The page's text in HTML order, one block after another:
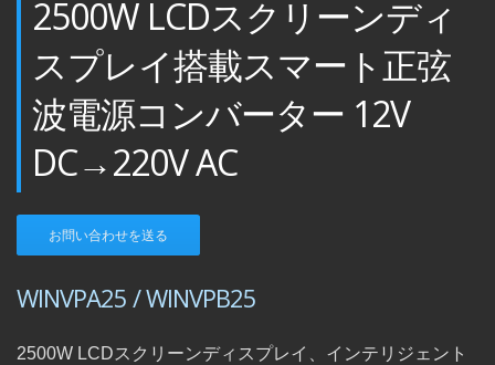
2500W LCDスクリーンディ
スプレイ搭載スマート正弦
波電源コンバーター 12V
DC→220V AC
お問い合わせを送る
WINVPA25 / WINVPB25
2500W LCDスクリーンディスプレイ、インテリジェント